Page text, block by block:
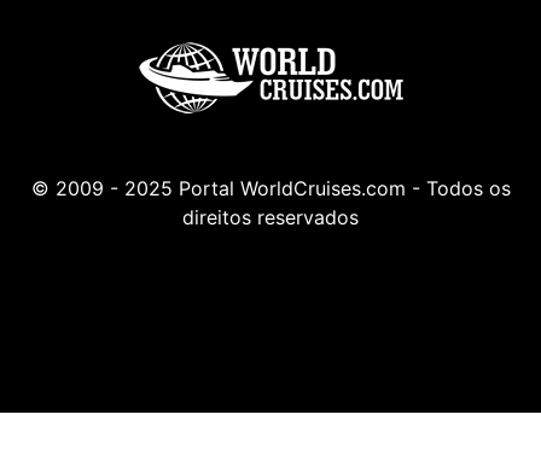
© 2009 - 2025 Portal WorldCruises.com - Todos os
direitos reservados